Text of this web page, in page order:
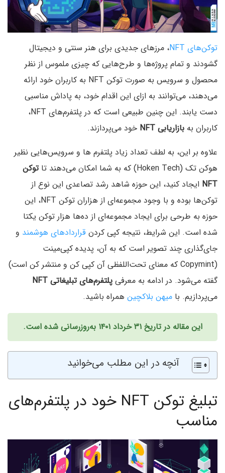
توکن‌های NFT
، مرزهای جدیدی برای هنر سنتی و دیجیتال
گشودند و تمام پروژه‌ها و طرح‌هایی که چیزی ملموس از نظر
محصول و سرویس‌ به صورت توکن NFT به کاربران خود ارائه
می‌دهند، می‌توانند به ازای این اقدام خود، به پاداش مناسبی
دست یابند. این چنین طبیعی است که در پلتفرم‌های NFT،
کاربران به بازاریابی NFT
خود می‌پردازند.
علاوه بر این، به لطف تعداد زیاد پلتفرم ها و سرویس‌هایی نظیر
هوکن تک (Hoken Tech) که به شما امکان می‌دهند تا
توکن
NFT ایجاد کنید، این حوزه شاهد رشد تصاعدی این نوع از
توکن‌ها بوده و با وجود مجموعه‌ای از هزاران توکن NFT، این
حوزه به طرحی برای ایجاد مجموعه‌ای از ده‌ها هزار توکن یکتا
شده است. این شرایط، نتیجه کپی کردن قراردادهای هوشمند و
جای‌گذاری چند تصویر است که به آن، پدیده کپی‌مینت
(Copymint که معنای تحت‌اللفظی آن کپی کن و منتشر کن است)
گفته می‌شود. در ادامه به معرفی پلتفرم‌های تبلیغاتی NFT
می‌پردازیم. با میهن بلاکچین همراه باشید.
این مقاله در تاریخ ۳۱ خرداد ۱۴۰۱ به‌روزرسانی شده است.
آنچه در این مطلب می‌خوانید
تبلیغ توکن NFT خود در پلتفرم‌های
مناسب